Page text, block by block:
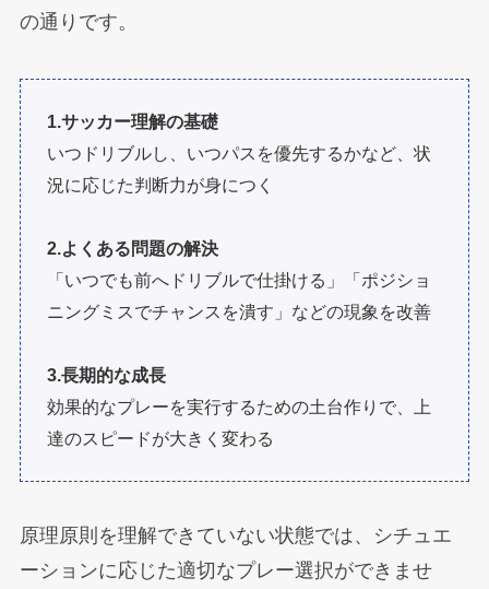
の通りです。
1.サッカー理解の基礎
いつドリブルし、いつパスを優先するかなど、状
況に応じた判断力が身につく
2.よくある問題の解決
「いつでも前へドリブルで仕掛ける」「ポジショ
ニングミスでチャンスを潰す」などの現象を改善
3.長期的な成長
効果的なプレーを実行するための土台作りで、上
達のスピードが大きく変わる
原理原則を理解できていない状態では、シチュエ
ーションに応じた適切なプレー選択ができませ